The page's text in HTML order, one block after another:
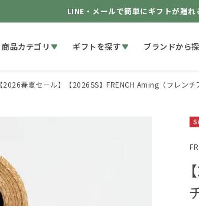
LINE・メールで簡単にギフトが贈れ
商品カテゴリ ギフトを探す ブランドから
【2026春夏セール】【2026SS】FRENCH Aming（フレン